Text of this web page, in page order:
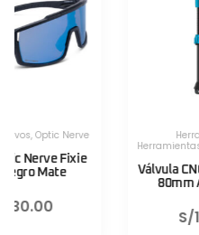
Herramientas
Herramientas Portatiles,Lezyne
Válvula CNC TLR Valve pro
80mm Azul Lezyne